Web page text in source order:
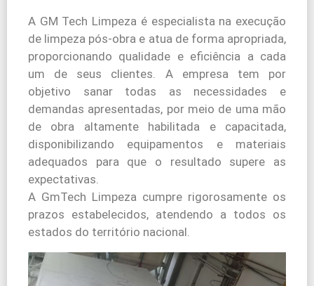
A GM Tech Limpeza é especialista na execução
de limpeza pós-obra e atua de forma apropriada,
proporcionando qualidade e eficiência a cada
um de seus clientes. A empresa tem por
objetivo sanar todas as necessidades e
demandas apresentadas, por meio de uma mão
de obra altamente habilitada e capacitada,
disponibilizando equipamentos e materiais
adequados para que o resultado supere as
expectativas.
A GmTech Limpeza cumpre rigorosamente os
prazos estabelecidos, atendendo a todos os
estados do território nacional.